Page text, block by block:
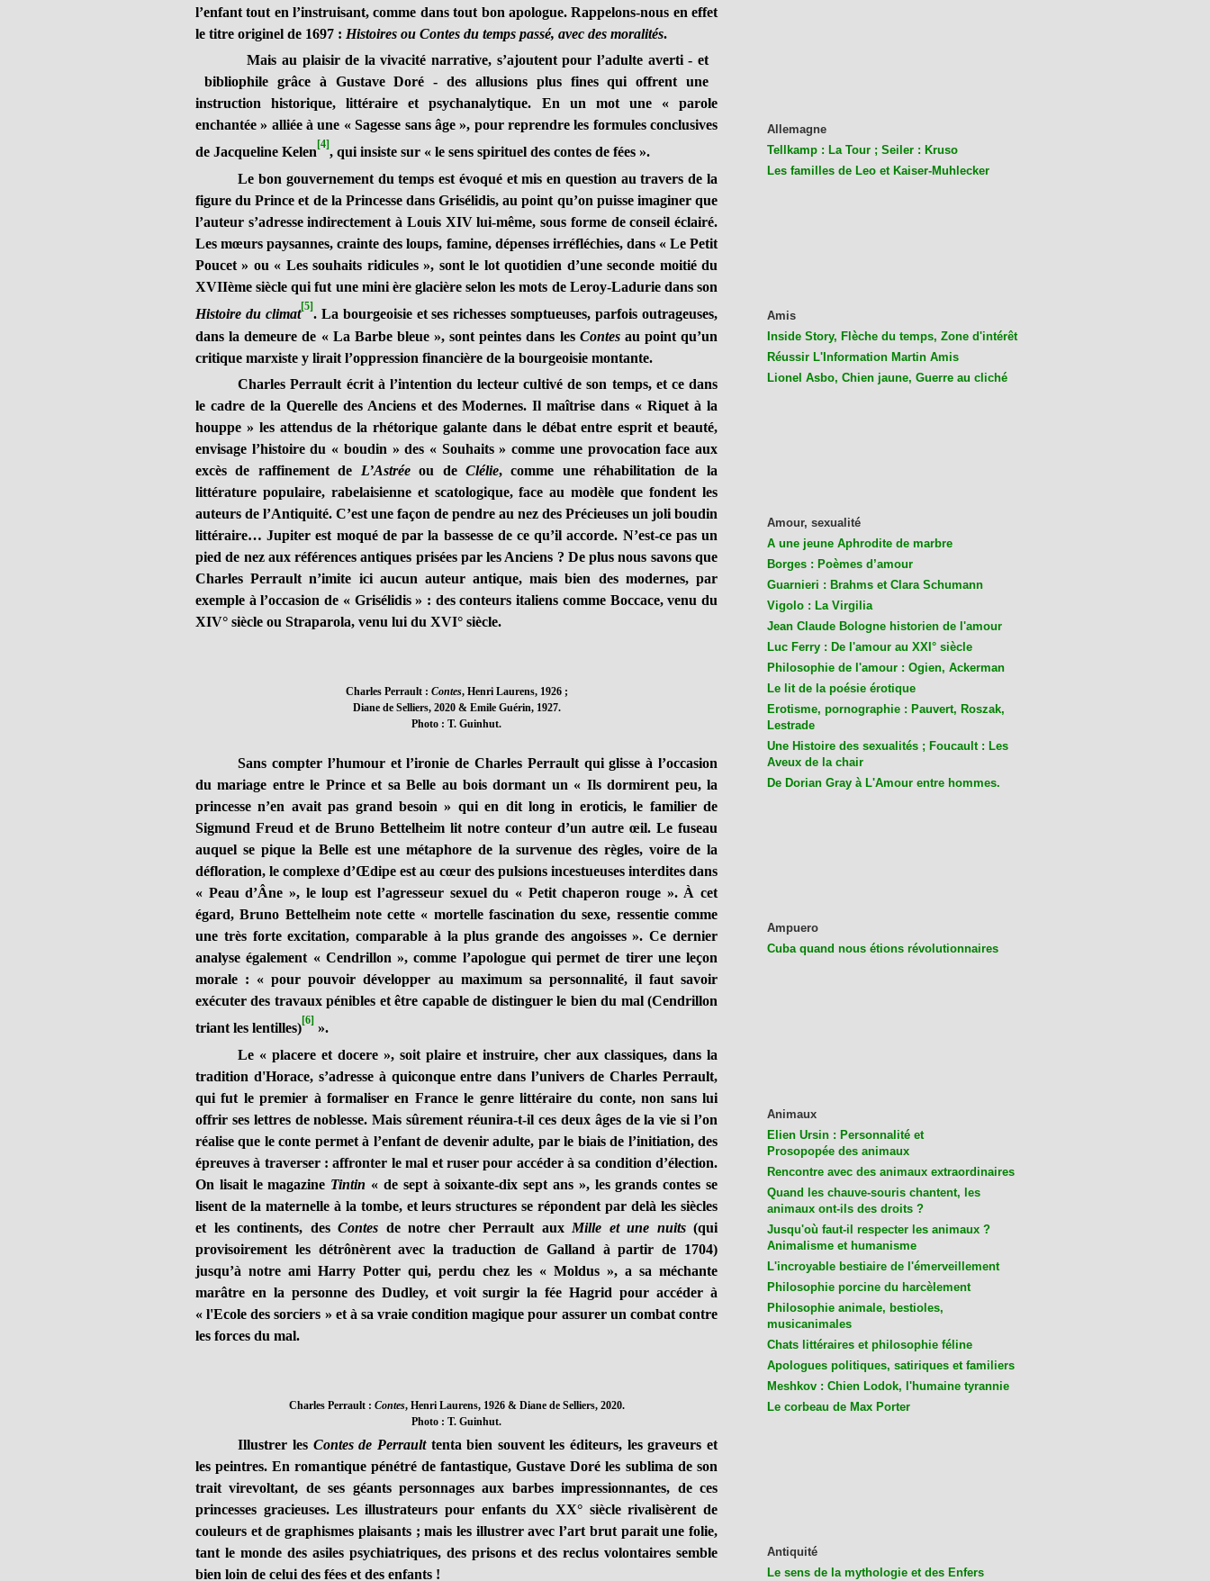
l’enfant tout en l’instruisant, comme dans tout bon apologue. Rappelons-nous en effet
le titre originel de 1697 : Histoires ou Contes du temps passé, avec des moralités.
Mais au plaisir de la vivacité narrative, s’ajoutent pour l’adulte averti - et
bibliophile grâce à Gustave Doré - des allusions plus fines qui offrent une
instruction historique, littéraire et psychanalytique. En un mot une « parole
enchantée » alliée à une « Sagesse sans âge », pour reprendre les formules conclusives
de Jacqueline Kelen [4], qui insiste sur « le sens spirituel des contes de fées ».
Le bon gouvernement du temps est évoqué et mis en question au travers de la
figure du Prince et de la Princesse dans Grisélidis, au point qu’on puisse imaginer que
l’auteur s’adresse indirectement à Louis XIV lui-même, sous forme de conseil éclairé.
Les mœurs paysannes, crainte des loups, famine, dépenses irréfléchies, dans « Le Petit
Poucet » ou « Les souhaits ridicules », sont le lot quotidien d’une seconde moitié du
XVIIème siècle qui fut une mini ère glacière selon les mots de Leroy-Ladurie dans son
Histoire du climat[5]. La bourgeoisie et ses richesses somptueuses, parfois outrageuses,
dans la demeure de « La Barbe bleue », sont peintes dans les Contesau point qu’un
critique marxiste y lirait l’oppression financière de la bourgeoisie montante.
Charles Perrault écrit à l’intention du lecteur cultivé de son temps, et ce dans
le cadre de la Querelle des Anciens et des Modernes. Il maîtrise dans « Riquet à la
houppe » les attendus de la rhétorique galante dans le débat entre esprit et beauté,
envisage l’histoire du « boudin » des « Souhaits » comme une provocation face aux
excès de raffinement de L’Astréeou de Clélie, comme une réhabilitation de la
littérature populaire, rabelaisienne et scatologique, face au modèle que fondent les
auteurs de l’Antiquité. C’est une façon de pendre au nez des Précieuses un joli boudin
littéraire… Jupiter est moqué de par la bassesse de ce qu’il accorde. N’est-ce pas un
pied de nez aux références antiques prisées par les Anciens ? De plus nous savons que
Charles Perrault n’imite ici aucun auteur antique, mais bien des modernes, par
exemple à l’occasion de « Grisélidis » : des conteurs italiens comme Boccace, venu du
XIV° siècle ou Straparola, venu lui du XVI° siècle.
Charles Perrault : Contes, Henri Laurens, 1926 ;
Diane de Selliers, 2020 & Emile Guérin, 1927.
Photo : T. Guinhut.
Sans compter l’humour et l’ironie de Charles Perrault qui glisse à l’occasion
du mariage entre le Prince et sa Belle au bois dormant un « Ils dormirent peu, la
princesse n’en avait pas grand besoin » qui en dit long in eroticis, le familier de
Sigmund Freud et de Bruno Bettelheim lit notre conteur d’un autre œil. Le fuseau
auquel se pique la Belle est une métaphore de la survenue des règles, voire de la
défloration, le complexe d’Œdipe est au cœur des pulsions incestueuses interdites dans
« Peau d’Âne », le loup est l’agresseur sexuel du « Petit chaperon rouge ». À cet
égard, Bruno Bettelheim note cette « mortelle fascination du sexe, ressentie comme
une très forte excitation, comparable à la plus grande des angoisses ». Ce dernier
analyse également « Cendrillon », comme l’apologue qui permet de tirer une leçon
morale : « pour pouvoir développer au maximum sa personnalité, il faut savoir
exécuter des travaux pénibles et être capable de distinguer le bien du mal (Cendrillon
triant les lentilles)[6] ».
Le « placere et docere », soit plaire et instruire, cher aux classiques, dans la
tradition d'Horace, s’adresse à quiconque entre dans l’univers de Charles Perrault,
qui fut le premier à formaliser en France le genre littéraire du conte, non sans lui
offrir ses lettres de noblesse. Mais sûrement réunira-t-il ces deux âges de la vie si l’on
réalise que le conte permet à l’enfant de devenir adulte, par le biais de l’initiation, des
épreuves à traverser : affronter le mal et ruser pour accéder à sa condition d’élection.
On lisait le magazine Tintin « de sept à soixante-dix sept ans », les grands contes se
lisent de la maternelle à la tombe, et leurs structures se répondent par delà les siècles
et les continents, des Contes de notre cher Perrault aux Mille et une nuits(qui
provisoirement les détrônèrent avec la traduction de Galland à partir de 1704)
jusqu’à notre ami Harry Potter qui, perdu chez les « Moldus », a sa méchante
marâtre en la personne des Dudley, et voit surgir la fée Hagrid pour accéder à
« l'Ecole des sorciers » et à sa vraie condition magique pour assurer un combat contre
les forces du mal.
Charles Perrault : Contes, Henri Laurens, 1926 & Diane de Selliers, 2020.
Photo : T. Guinhut.
Illustrer les Contes de Perraulttenta bien souvent les éditeurs, les graveurs et
les peintres. En romantique pénétré de fantastique, Gustave Doré les sublima de son
trait virevoltant, de ses géants personnages aux barbes impressionnantes, de ces
princesses gracieuses. Les illustrateurs pour enfants du XX° siècle rivalisèrent de
couleurs et de graphismes plaisants ; mais les illustrer avec l’art brut parait une folie,
tant le monde des asiles psychiatriques, des prisons et des reclus volontaires semble
bien loin de celui des fées et des enfants !
Allemagne
Tellkamp : La Tour ; Seiler : Kruso
Les familles de Leo et Kaiser-Muhlecker
Amis
Inside Story, Flèche du temps, Zone d'intérêt
Réussir L'Information Martin Amis
Lionel Asbo, Chien jaune, Guerre au cliché
Amour, sexualité
A une jeune Aphrodite de marbre
Borges : Poèmes d’amour
Guarnieri : Brahms et Clara Schumann
Vigolo : La Virgilia
Jean Claude Bologne historien de l'amour
Luc Ferry : De l'amour au XXI° siècle
Philosophie de l'amour : Ogien, Ackerman
Le lit de la poésie érotique
Erotisme, pornographie : Pauvert, Roszak,
Lestrade
Une Histoire des sexualités ; Foucault : Les
Aveux de la chair
De Dorian Gray à L'Amour entre hommes.
Ampuero
Cuba quand nous étions révolutionnaires
Animaux
Elien Ursin : Personnalité et
Prosopopée des animaux
Rencontre avec des animaux extraordinaires
Quand les chauve-souris chantent, les
animaux ont-ils des droits ?
Jusqu'où faut-il respecter les animaux ?
Animalisme et humanisme
L'incroyable bestiaire de l'émerveillement
Philosophie porcine du harcèlement
Philosophie animale, bestioles,
musicanimales
Chats littéraires et philosophie féline
Apologues politiques, satiriques et familiers
Meshkov : Chien Lodok, l'humaine tyrannie
Le corbeau de Max Porter
Antiquité
Le sens de la mythologie et des Enfers